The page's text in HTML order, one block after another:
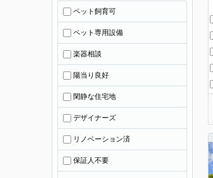
ペット飼育可
ペット専用設備
楽器相談
陽当り良好
閑静な住宅地
デザイナーズ
リノベーション済
保証人不要